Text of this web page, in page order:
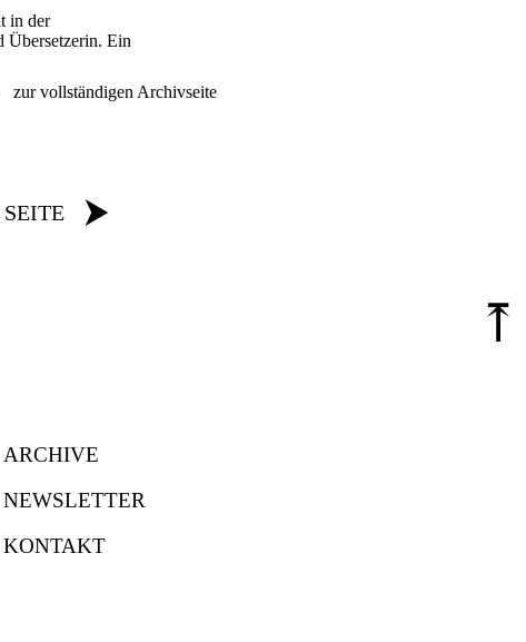
in der
Übersetzerin. Ein
zur vollständigen Archivseite
⮞
⤒
ARCHIVE
NEWSLETTER
KONTAKT